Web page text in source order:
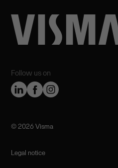
Follow us on
©️ 2026 Visma
Legal notice